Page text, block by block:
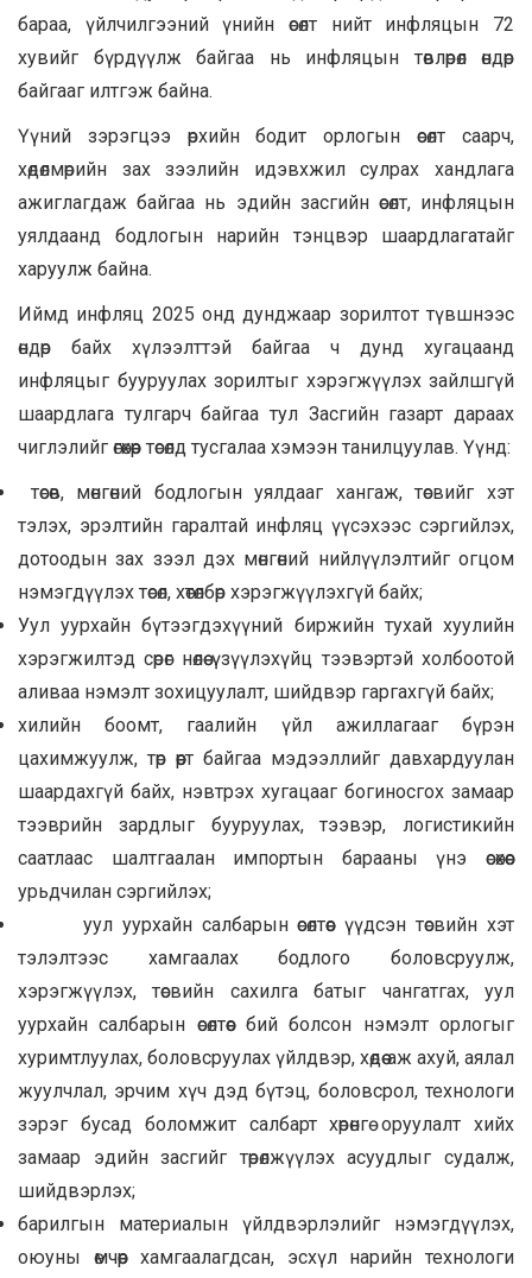
бараа, үйлчилгээний үнийн өсөлт нийт инфляцын 72
хувийг бүрдүүлж байгаа нь инфляцын төвлөрөл өндөр
байгааг илтгэж байна.
Үүний зэрэгцээ өрхийн бодит орлогын өсөлт саарч,
хөдөлмөрийн зах зээлийн идэвхжил сулрах хандлага
ажиглагдаж байгаа нь эдийн засгийн өсөлт, инфляцын
уялдаанд бодлогын нарийн тэнцвэр шаардлагатайг
харуулж байна.
Иймд инфляц 2025 онд дунджаар зорилтот түвшнээс
өндөр байх хүлээлттэй байгаа ч дунд хугацаанд
инфляцыг бууруулах зорилтыг хэрэгжүүлэх зайлшгүй
шаардлага тулгарч байгаа тул Засгийн газарт дараах
чиглэлийг өгөхөөр төсөлд тусгалаа хэмээн танилцуулав. Үүнд:
төсөв, мөнгөний бодлогын уялдааг хангаж, төсвийг хэт
тэлэх, эрэлтийн гаралтай инфляц үүсэхээс сэргийлэх,
дотоодын зах зээл дэх мөнгөний нийлүүлэлтийг огцом
нэмэгдүүлэх төсөл, хөтөлбөр хэрэгжүүлэхгүй байх;
Уул уурхайн бүтээгдэхүүний биржийн тухай хуулийн
хэрэгжилтэд сөрөг нөлөө үзүүлэхүйц тээвэртэй холбоотой
аливаа нэмэлт зохицуулалт, шийдвэр гаргахгүй байх;
хилийн боомт, гаалийн үйл ажиллагааг бүрэн
цахимжуулж, төр өөрт байгаа мэдээллийг давхардуулан
шаардахгүй байх, нэвтрэх хугацааг богиносгох замаар
тээврийн зардлыг бууруулах, тээвэр, логистикийн
саатлаас шалтгаалан импортын барааны үнэ өсөхөөс
урьдчилан сэргийлэх;
уул уурхайн салбарын өсөлтөөс үүдсэн төсвийн хэт
тэлэлтээс хамгаалах бодлого боловсруулж,
хэрэгжүүлэх, төсвийн сахилга батыг чангатгах, уул
уурхайн салбарын өсөлтөөс бий болсон нэмэлт орлогыг
хуримтлуулах, боловсруулах үйлдвэр, хөдөө аж ахуй, аялал
жуулчлал, эрчим хүч дэд бүтэц, боловсрол, технологи
зэрэг бусад боломжит салбарт хөрөнгө оруулалт хийх
замаар эдийн засгийг төрөлжүүлэх асуудлыг судалж,
шийдвэрлэх;
барилгын материалын үйлдвэрлэлийг нэмэгдүүлэх,
оюуны өмчөөр хамгаалагдсан, эсхүл нарийн технологи